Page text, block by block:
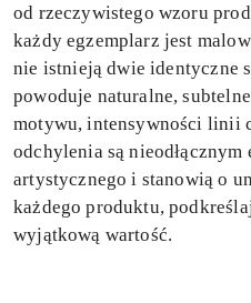
od rzeczywistego wzoru
każdy egzemplarz jest
nie istnieją dwie identyczne
powoduje naturalne,
motywu, intensywności linii
odchylenia są nieodłącznym
artystycznego i stanowią o
każdego produktu,
wyjątkową wartość.